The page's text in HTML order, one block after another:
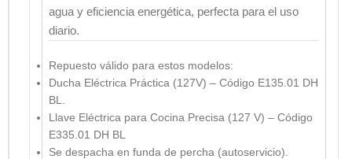
agua y eficiencia energética, perfecta para el uso
diario.
Repuesto válido para estos modelos:
Ducha Eléctrica Práctica (127V) – Código E135.01 DH
BL.
Llave Eléctrica para Cocina Precisa (127 V) – Código
E335.01 DH BL
Se despacha en funda de percha (autoservicio).